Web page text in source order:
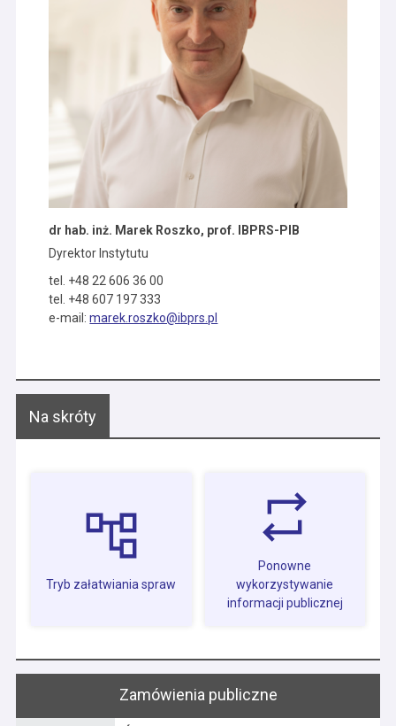
dr hab. inż. Marek Roszko, prof. IBPRS-PIB
Dyrektor Instytutu
tel. +48 22 606 36 00
tel. +48 607 197 333
e-mail:marek.roszko@ibprs.pl
Na skróty
Tryb załatwiania spraw
Ponowne
wykorzystywanie
informacji publicznej
Zamówienia publiczne